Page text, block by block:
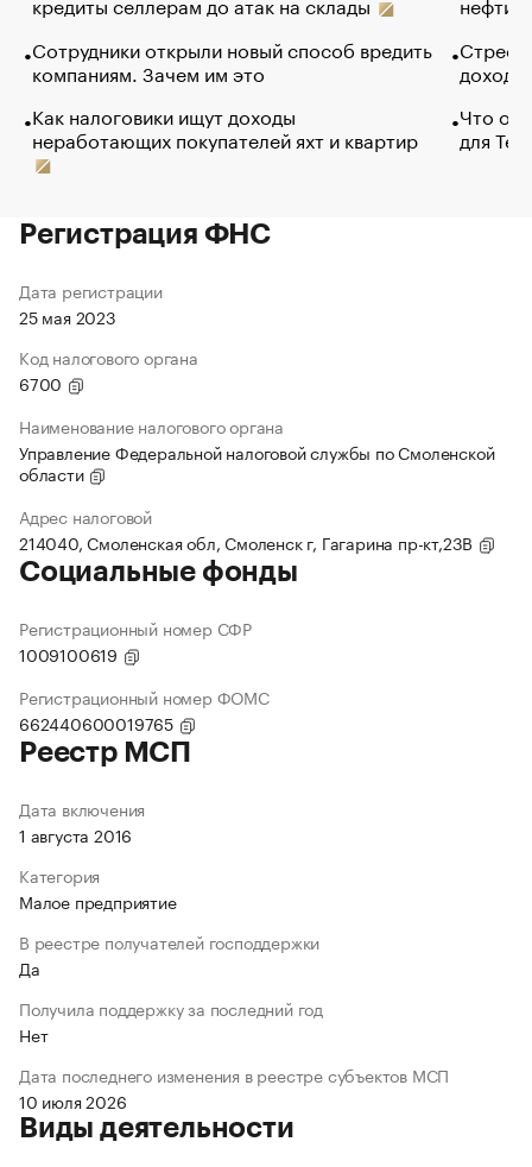
Сотрудники открыли новый способ вредить
компаниям. Зачем им это
Как налоговики ищут доходы
неработающих покупателей яхт и квартир
Что
для
Регистрация ФНС
Дата регистрации
25 мая 2023
Код налогового органа
6700
Наименование налогового органа
Управление Федеральной налоговой службы по Смоленской
области
Адрес налоговой
214040, Смоленская обл, Смоленск г, Гагарина пр-кт,23В
Социальные фонды
Регистрационный номер СФР
1009100619
Регистрационный номер ФОМС
662440600019765
Реестр МСП
Дата включения
1 августа 2016
Категория
Малое предприятие
В реестре получателей господдержки
Да
Получила поддержку за последний год
Нет
Дата последнего изменения в реестре субъектов МСП
10 июля 2026
Виды деятельности